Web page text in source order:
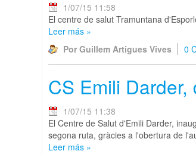
1/07/15 11:58
El centre de salut Tramuntana
Leer más »
Por Guillem Artigues Vives
0
CS Emili
1/07/15 11:38
El Centre de Salut d'Emili Darder,
segona ruta, gràcies a l'obertura de
Leer más »